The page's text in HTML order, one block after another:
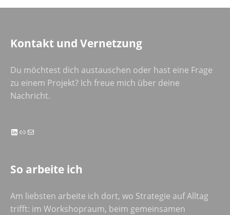
Kontakt und Vernetzung
Du möchtest dich austauschen oder hast eine Frage
zu einem Projekt? Ich freue mich über deine
Nachricht.
LinkedIn
LinkE-Mail
So arbeite ich
Am liebsten arbeite ich dort, wo Strategie auf Alltag
trifft: im Workshopraum, beim gemeinsamen